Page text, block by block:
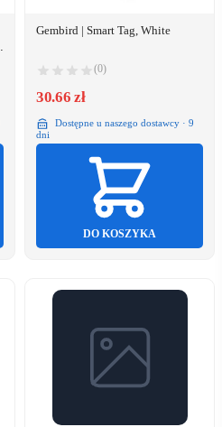
Gembird | Smart Tag, White
(0)
30.66 zł
Dostępne u naszego dostawcy · 9
dni
DO KOSZYKA